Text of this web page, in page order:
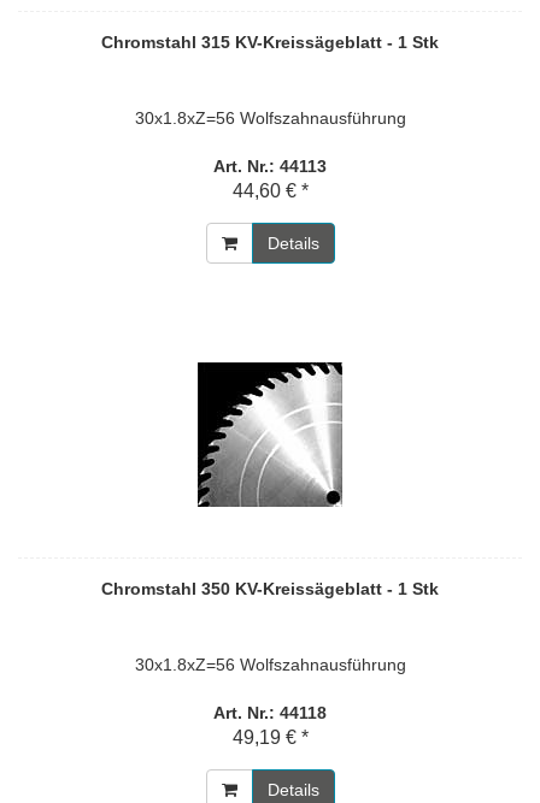
Chromstahl 315 KV-Kreissägeblatt - 1 Stk
30x1.8xZ=56 Wolfszahnausführung
Art. Nr.: 44113
44,60 € *
Details
Chromstahl 350 KV-Kreissägeblatt - 1 Stk
30x1.8xZ=56 Wolfszahnausführung
Art. Nr.: 44118
49,19 € *
Details